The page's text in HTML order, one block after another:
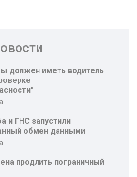
должен иметь водитель
и ГНС запустили
обмен данными
продлить пограничный